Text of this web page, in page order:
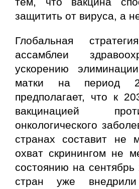
защитить от вируса, а
Глобальная
ассамблеи
ускорению
матки на период
предполагает, что к
вакцинацией
онкологического
странах составит не
охват скринингом не
состоянию на сентябрь
стран уже внедрили